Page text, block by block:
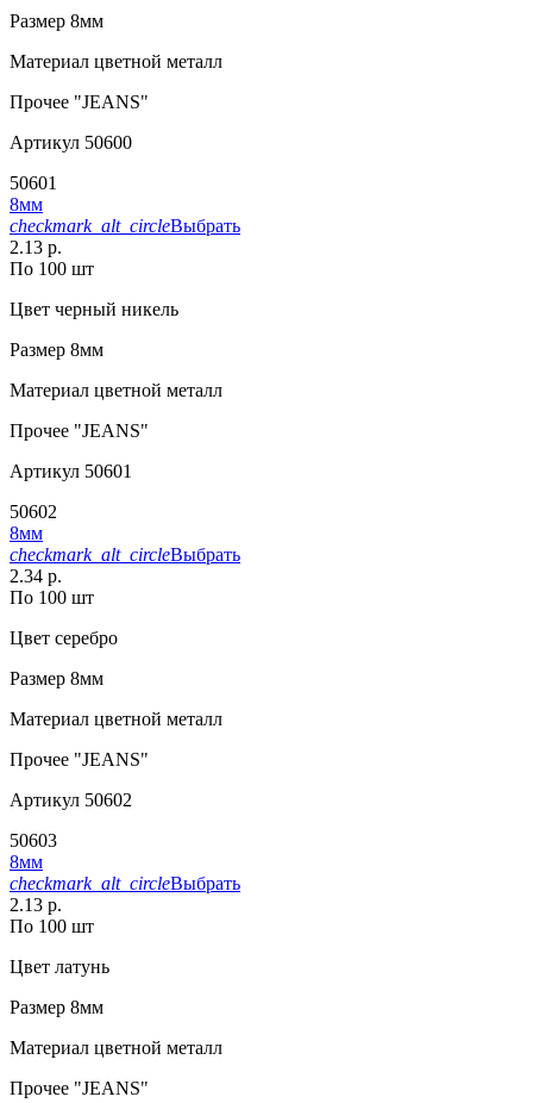
Размер 8мм
Материал цветной металл
Прочее "JEANS"
Артикул 50600
50601
8мм
checkmark_alt_circleВыбрать
2.13 р.
По 100 шт
Цвет черный никель
Размер 8мм
Материал цветной металл
Прочее "JEANS"
Артикул 50601
50602
8мм
checkmark_alt_circleВыбрать
2.34 р.
По 100 шт
Цвет серебро
Размер 8мм
Материал цветной металл
Прочее "JEANS"
Артикул 50602
50603
8мм
checkmark_alt_circleВыбрать
2.13 р.
По 100 шт
Цвет латунь
Размер 8мм
Материал цветной металл
Прочее "JEANS"